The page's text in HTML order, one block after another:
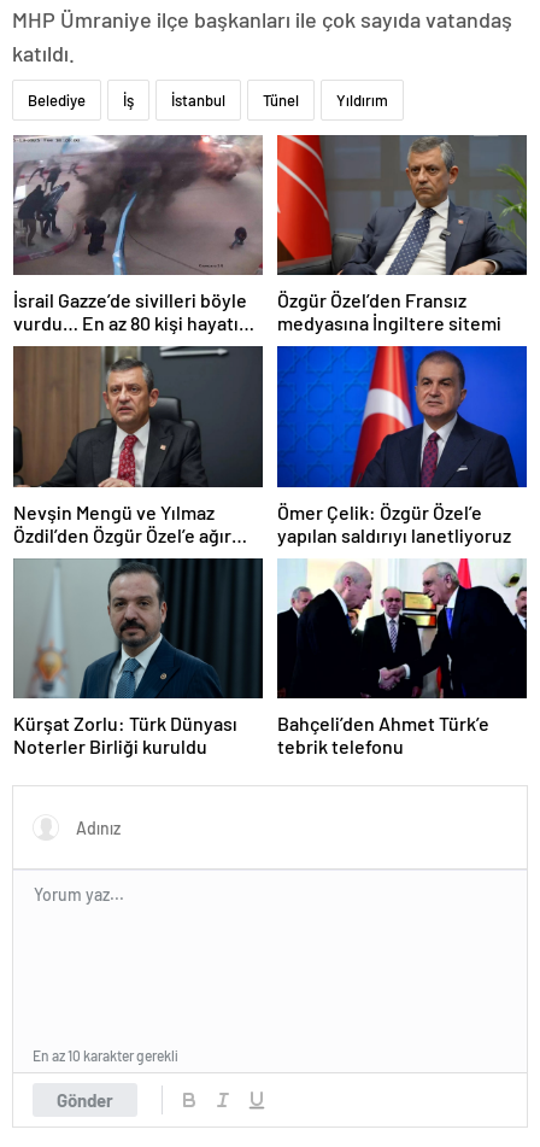
MHP Ümraniye ilçe başkanları ile çok sayıda vatandaş
katıldı.
Belediye İş İstanbul Tünel Yıldırım
İsrail Gazze’de sivilleri böyle
vurdu… En az 80 kişi hayatını
kaybetti
Özgür Özel’den Fransız
medyasına İngiltere sitemi
Nevşin Mengü ve Yılmaz
Özdil’den Özgür Özel’e ağır
eleştiriler
Ömer Çelik: Özgür Özel’e
yapılan saldırıyı lanetliyoruz
Kürşat Zorlu: Türk Dünyası
Noterler Birliği kuruldu
Bahçeli’den Ahmet Türk’e
tebrik telefonu
Gönder
En az 10 karakter gerekli